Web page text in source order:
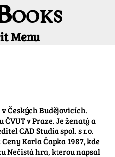
Menu
v Českých Budějovicích.
v Praze. Je ženatý a
CAD Studia spol. s r.o.
Karla Čapka 1987, kde
Nečistá hra, kterou napsal